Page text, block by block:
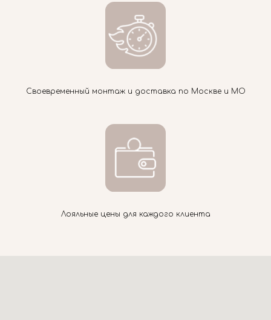
Своевременный монтаж и доставка по Москве и МО
Лояльные цены для каждого клиента